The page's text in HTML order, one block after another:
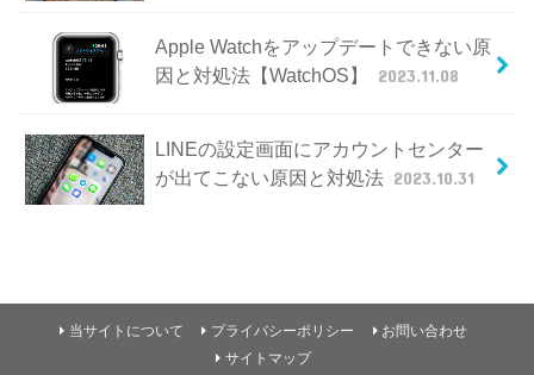
Apple Watchをアップデートできない原
因と対処法【WatchOS】
2023.11.08
LINEの設定画面にアカウントセンター
が出てこない原因と対処法 2023.10.31
当サイトについて プライバシーポリシー
お問い合わせ
サイトマップ